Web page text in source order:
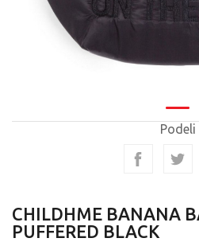
Podeli
CHILDHME BANANA
PUFFERED BLACK